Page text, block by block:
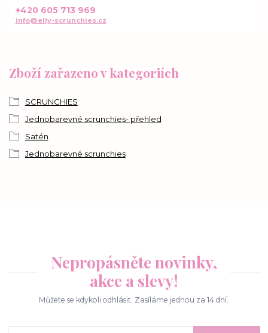
Zboží zařazeno v kategoriích
SCRUNCHIES
Jednobarevné scrunchies- přehled
Satén
Jednobarevné scrunchies
+420 605 713 969
info@elly-scrunchies.cz
Nepropásněte novinky,
akce a slevy!
Můžete se kdykoli odhlásit. Zasíláme jednou za 14 dní.